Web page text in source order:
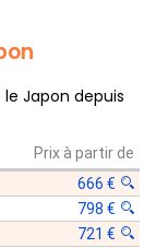
Japon depuis
Prix à partir de
666 €
798 €
721 €